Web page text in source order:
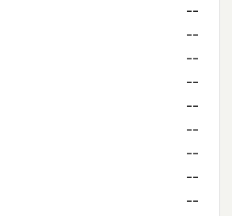
--
--
--
--
--
--
--
--
--